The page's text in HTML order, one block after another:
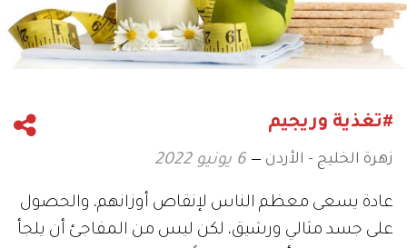
#تغذية وريجيم
زهرة الخليج - الأردن 6 يونيو 2022
عادة يسعى معظم الناس لإنقاص أوزانهم، والحصول
على جسد مثالي ورشيق، لكن ليس من المفاجئ أن يلجأ